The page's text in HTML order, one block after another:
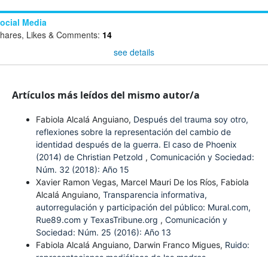
Media
Likes & Comments: 14
see details
Artículos más leídos del mismo autor/a
Fabiola Alcalá Anguiano, Después del trauma soy otro,
reflexiones sobre la representación del cambio de
identidad después de la guerra. El caso de Phoenix
(2014) de Christian Petzold , Comunicación y Sociedad:
Núm. 32 (2018): Año 15
Xavier Ramon Vegas, Marcel Mauri De los Ríos, Fabiola
Alcalá Anguiano, Transparencia informativa,
autorregulación y participación del público: Mural.com,
Rue89.com y TexasTribune.org , Comunicación y
Sociedad: Núm. 25 (2016): Año 13
Fabiola Alcalá Anguiano, Darwin Franco Migues, Ruido: